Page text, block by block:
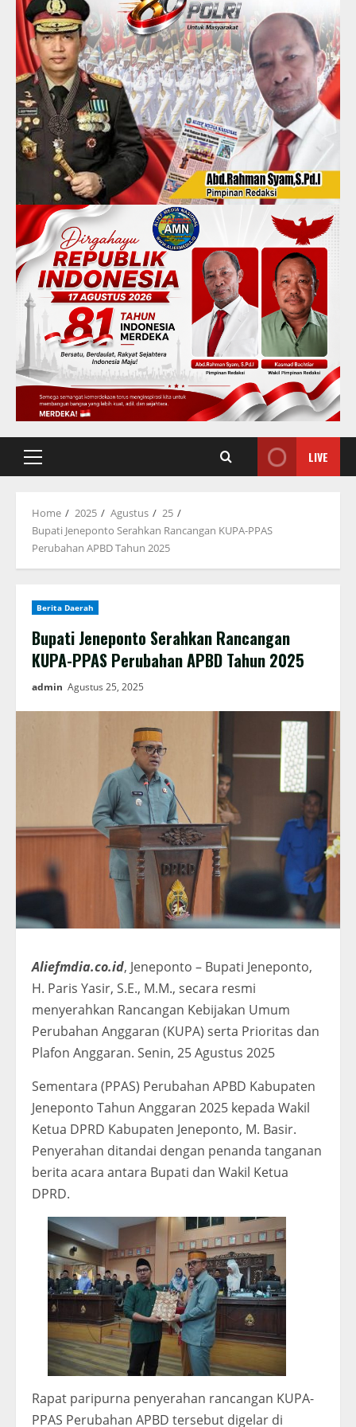
Primary
LIVE
Home 2025 Agustus
25
Bupati Jeneponto Serahkan Rancangan KUPA-PPAS
Perubahan APBD Tahun 2025
Berita Daerah
Bupati Jeneponto Serahkan Rancangan
KUPA-PPAS Perubahan APBD Tahun 2025
admin Agustus 25, 2025
Aliefmdia.co.id, Jeneponto – Bupati Jeneponto,
H. Paris Yasir, S.E., M.M., secara resmi
menyerahkan Rancangan Kebijakan Umum
Perubahan Anggaran (KUPA) serta Prioritas dan
Plafon Anggaran. Senin, 25 Agustus 2025
Sementara (PPAS) Perubahan APBD Kabupaten
Jeneponto Tahun Anggaran 2025 kepada Wakil
Ketua DPRD Kabupaten Jeneponto, M. Basir.
Penyerahan ditandai dengan penanda tanganan
berita acara antara Bupati dan Wakil Ketua
DPRD.
Rapat paripurna penyerahan rancangan KUPA-
PPAS Perubahan APBD tersebut digelar di